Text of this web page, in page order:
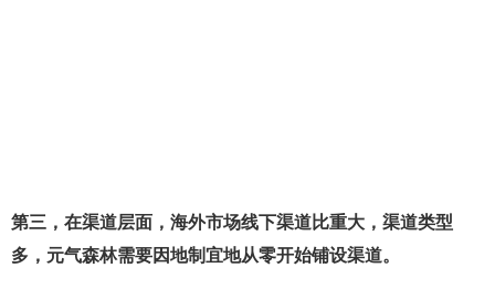
第三，在渠道层面，海外市场线下渠道比重大，渠道类型
多，元气森林需要因地制宜地从零开始铺设渠道。